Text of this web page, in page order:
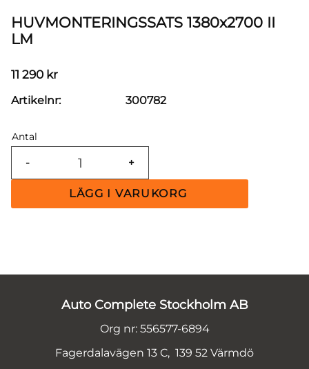
HUVMONTERINGSSATS 1380x2700 II
LM
11 290 kr
Antal
+
-
Artikelnr 300782
Auto Complete Stockholm AB
Org nr: 556577-6894
Fagerdalavägen 13 C, 139 52 Värmdö